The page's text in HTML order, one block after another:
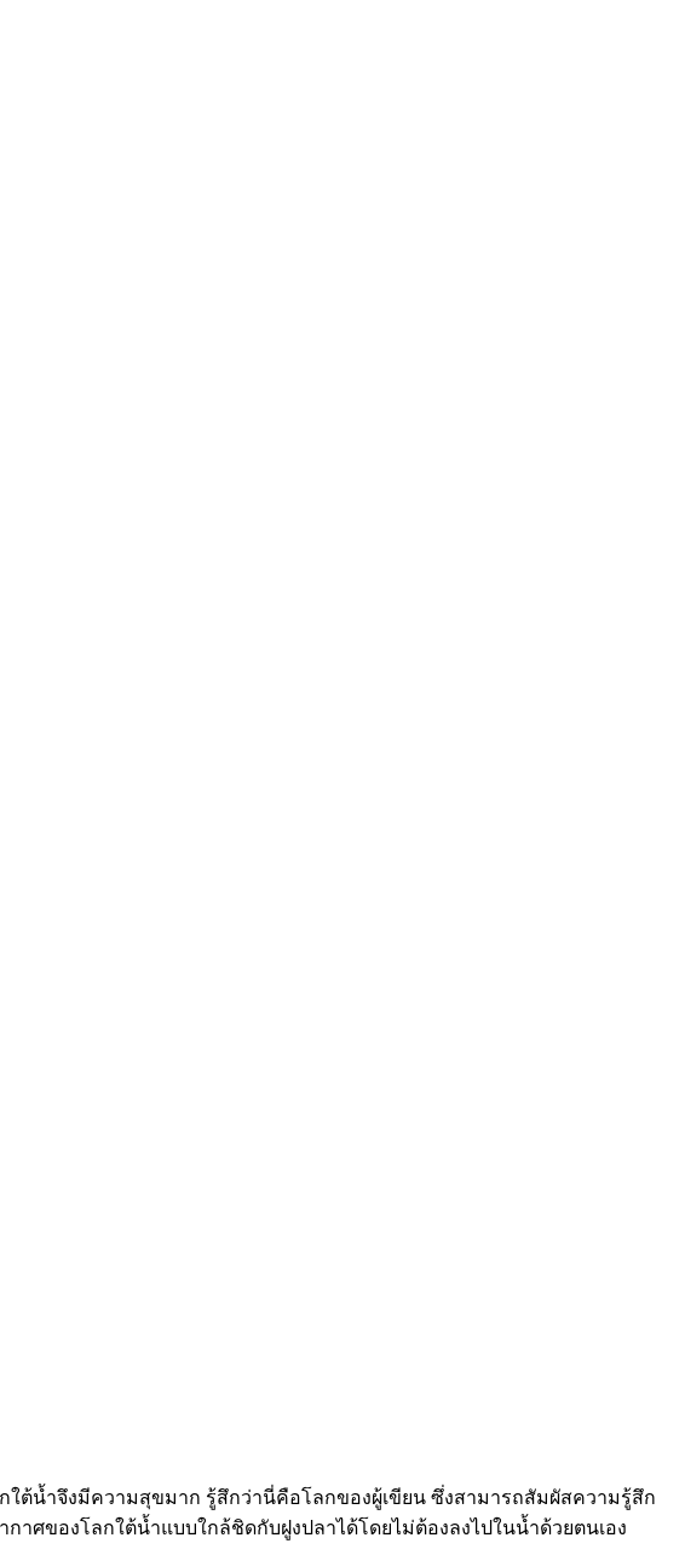
ต้น้ำจึงมีความสุขมาก รู้สึกว่านี่คือโลกของผู้เขียน ซึ่งสามารถสัมผัสความรู้สึก
าศของโลกใต้น้ำแบบใกล้ชิดกับฝูงปลาได้โดยไม่ต้องลงไปในน้ำด้วยตนเอง